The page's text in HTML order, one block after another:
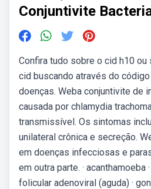
Conjuntivite
Confira tudo sobre o cid h10
cid buscando através do
doenças. Weba conjuntivite de
causada por chlamydia
transmissível. Os sintomas
unilateral crônica e secreção.
em doenças infecciosas e
em outra parte. · acanthamoeba
folicular adenoviral (aguda) ·